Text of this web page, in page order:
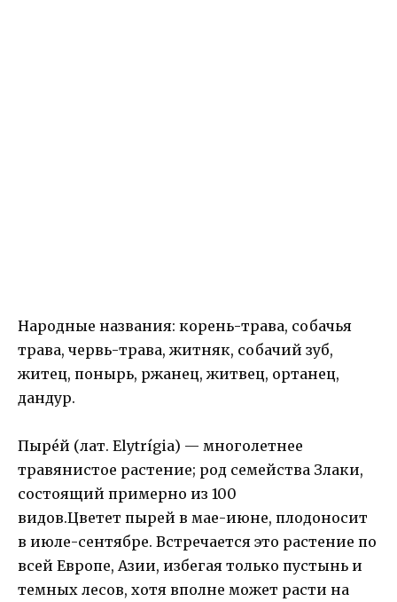
Народные названия: корень-трава, собачья
трава, червь-трава, житняк, собачий зуб,
житец, понырь, ржанец, житвец, ортанец,
дандур.
Пыре́й (лат. Elytrígia) — многолетнее
травянистое растение; род семейства Злаки,
состоящий примерно из 100
видов.Цветет пырей в мае-июне, плодоносит
в июле-сентябре. Встречается это растение по
всей Европе, Азии, избегая только пустынь и
темных лесов, хотя вполне может расти на